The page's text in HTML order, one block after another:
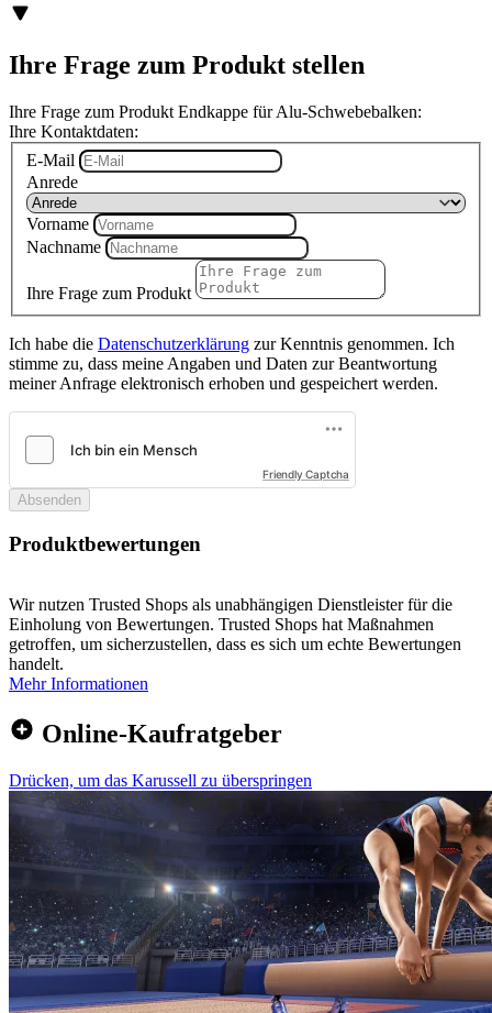
Ihre Frage zum Produkt stellen
Ihre Frage zum Produkt Endkappe für Alu-Schwebebalken:
Ihre Kontaktdaten:
E-Mail
Anrede
Vorname
Nachname
Ihre Frage zum Produkt
Ich habe die Datenschutzerklärung zur Kenntnis genommen. Ich
stimme zu, dass meine Angaben und Daten zur Beantwortung
meiner Anfrage elektronisch erhoben und gespeichert werden.
Friendly Captcha
Absenden
Produktbewertungen
Wir nutzen Trusted Shops als unabhängigen Dienstleister für die
Einholung von Bewertungen. Trusted Shops hat Maßnahmen
getroffen, um sicherzustellen, dass es sich um echte Bewertungen
handelt.
Mehr Informationen
Online-Kaufratgeber
Drücken, um das Karussell zu überspringen